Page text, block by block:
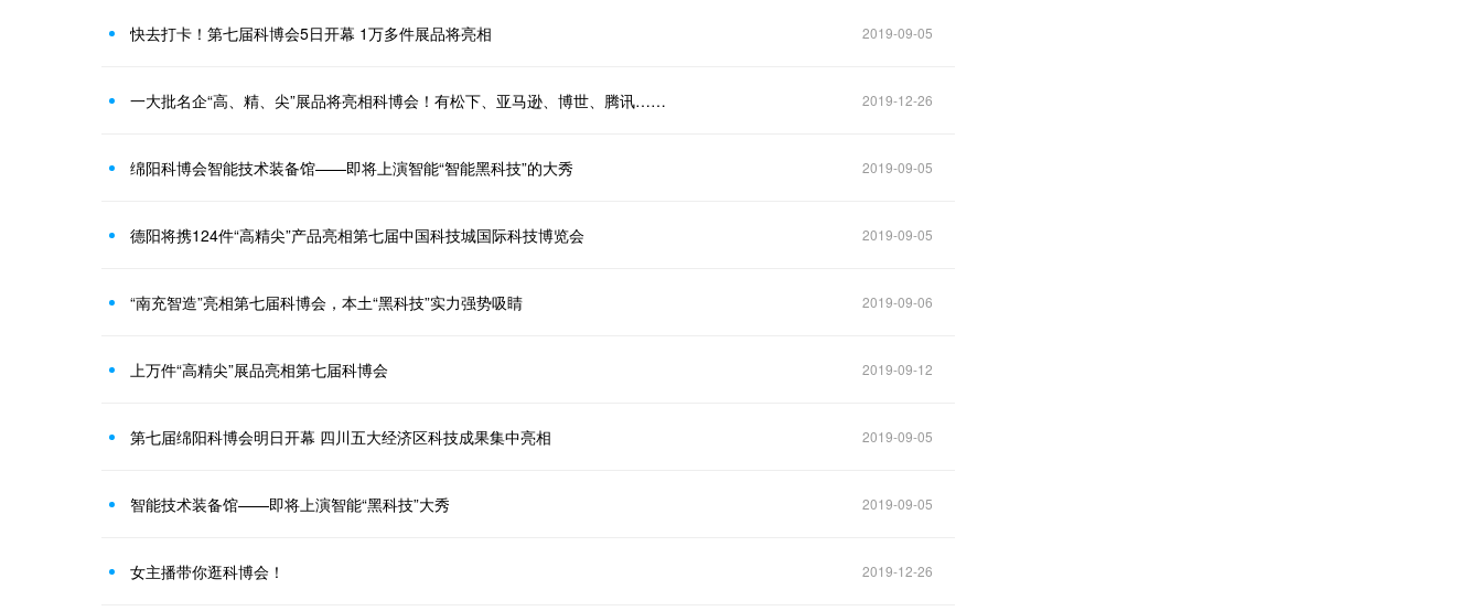
快去打卡！第七届科博会5日开幕 1万多件展品将亮相 2019-09-05
一大批名企“高、精、尖”展品将亮相科博会！有松下、亚马逊、博世、腾讯…… 2019-12-26
绵阳科博会智能技术装备馆——即将上演智能“智能黑科技”的大秀 2019-09-05
德阳将携124件“高精尖”产品亮相第七届中国科技城国际科技博览会 2019-09-05
“南充智造”亮相第七届科博会，本土“黑科技”实力强势吸睛 2019-09-06
上万件“高精尖”展品亮相第七届科博会 2019-09-12
第七届绵阳科博会明日开幕 四川五大经济区科技成果集中亮相 2019-09-05
智能技术装备馆——即将上演智能“黑科技”大秀 2019-09-05
女主播带你逛科博会！ 2019-12-26